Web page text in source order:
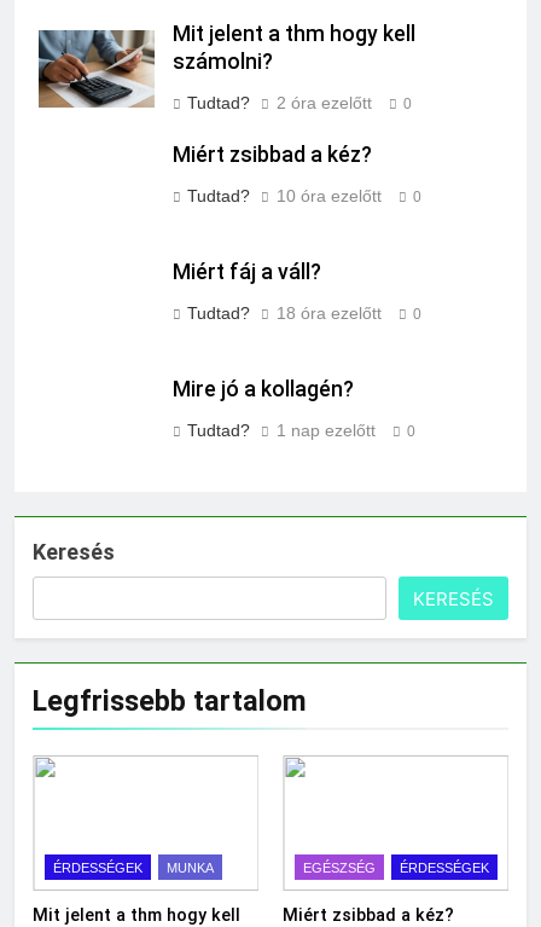
Mit jelent a thm hogy kell
számolni?
Tudtad? 2 óra ezelőtt 0
Miért zsibbad a kéz?
Tudtad? 10 óra ezelőtt 0
Miért fáj a váll?
Tudtad? 18 óra ezelőtt 0
Mire jó a kollagén?
Tudtad? 1 nap ezelőtt 0
Keresés
KERESÉS
Legfrissebb tartalom
ÉRDESSÉGEK MUNKA
Mit jelent a thm hogy kell
EGÉSZSÉG ÉRDESSÉGEK
Miért zsibbad a kéz?